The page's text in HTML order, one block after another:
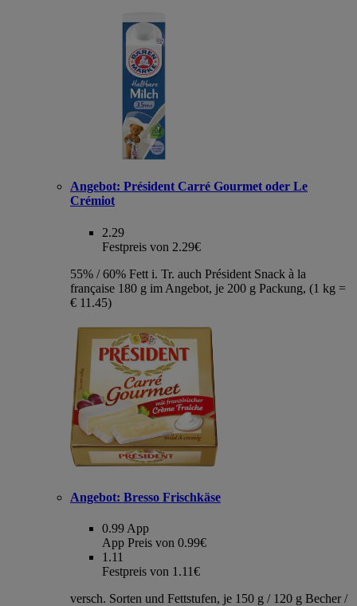
Angebot: Président Carré Gourmet oder Le
Crémiot
2.29
Festpreis von 2.29€
55% / 60% Fett i. Tr. auch Président Snack à la
française 180 g im Angebot, je 200 g Packung, (1 kg =
€ 11.45)
Angebot: Bresso Frischkäse
0.99 App
App Preis von 0.99€
1.11
Festpreis von 1.11€
versch. Sorten und Fettstufen, je 150 g / 120 g Becher /